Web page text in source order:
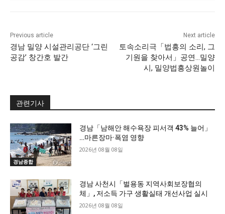
Previous article
경남 밀양 시설관리공단 ‘그린
공감’ 창간호 발간
Next article
토속소리극「법흥의 소리, 그
기원을 찾아서」공연…밀양
시, 밀양법흥상원놀이
관련기사
경남종합
경남「남해안 해수욕장 피서객 43% 늘어」
…마른장마·폭염 영향
2026년 08월 08일
경남 사천시「벌용동 지역사회보장협의
체」, 저소득 가구 생활실태 개선사업 실시
2026년 08월 08일